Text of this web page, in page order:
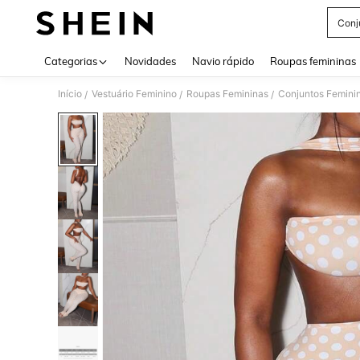
Categorias Novidades Navio rápido Roupas femininas
Início / Vestuário Feminino / Roupas Femininas / Conjuntos